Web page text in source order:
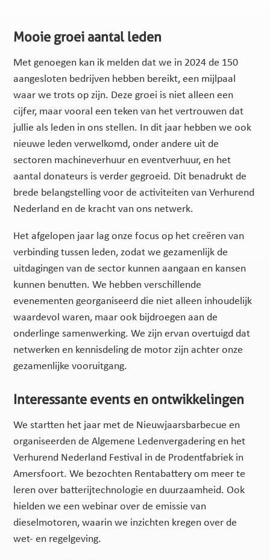
Mooie groei aantal leden
Met genoegen kan ik melden dat we in 2024 de 150
aangesloten bedrijven hebben bereikt, een mijlpaal
waar we trots op zijn. Deze groei is niet alleen een
cijfer, maar vooral een teken van het vertrouwen dat
jullie als leden in ons stellen. In dit jaar hebben we ook
nieuwe leden verwelkomd, onder andere uit de
sectoren machineverhuur en eventverhuur, en het
aantal donateurs is verder gegroeid. Dit benadrukt de
brede belangstelling voor de activiteiten van Verhurend
Nederland en de kracht van ons netwerk.
Het afgelopen jaar lag onze focus op het creëren van
verbinding tussen leden, zodat we gezamenlijk de
uitdagingen van de sector kunnen aangaan en kansen
kunnen benutten. We hebben verschillende
evenementen georganiseerd die niet alleen inhoudelijk
waardevol waren, maar ook bijdroegen aan de
onderlinge samenwerking. We zijn ervan overtuigd dat
netwerken en kennisdeling de motor zijn achter onze
gezamenlijke vooruitgang.
Interessante events en ontwikkelingen
We startten het jaar met de Nieuwjaarsbarbecue en
organiseerden de Algemene Ledenvergadering en het
Verhurend Nederland Festival in de Prodentfabriek in
Amersfoort. We bezochten Rentabattery om meer te
leren over batterijtechnologie en duurzaamheid. Ook
hielden we een webinar over de emissie van
dieselmotoren, waarin we inzichten kregen over de
wet- en regelgeving.